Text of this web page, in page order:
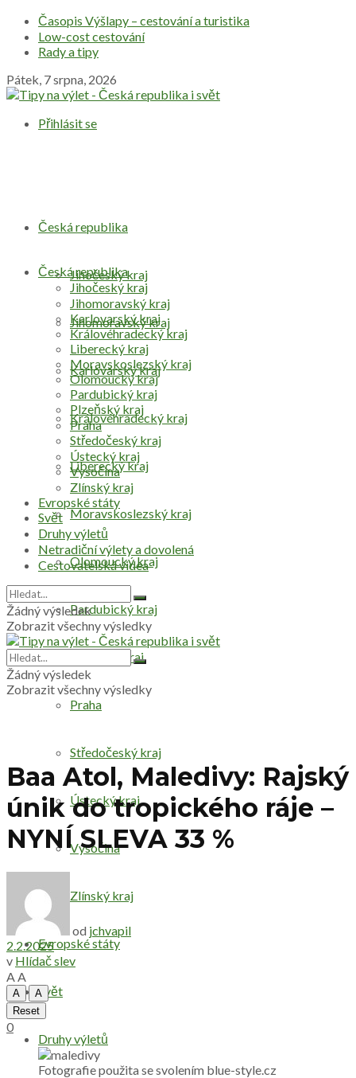
Časopis Výšlapy – cestování a turistika
Low-cost cestování
Rady a tipy
Pátek, 7 srpna, 2026
Přihlásit se
Česká republika
Jihočeský kraj
Jihomoravský kraj
Karlovarský kraj
Královéhradecký kraj
Liberecký kraj
Moravskoslezský kraj
Olomoucký kraj
Pardubický kraj
Plzeňský kraj
Praha
Středočeský kraj
Ústecký kraj
Vysočina
Zlínský kraj
Evropské státy
Svět
Druhy výletů
Česká republika
Jihočeský kraj
Jihomoravský kraj
Karlovarský kraj
Královéhradecký kraj
Liberecký kraj
Moravskoslezský kraj
Olomoucký kraj
Pardubický kraj
Plzeňský kraj
Praha
Středočeský kraj
Ústecký kraj
Vysočina
Zlínský kraj
Evropské státy
Svět
Druhy výletů
Netradiční výlety a dovolená
Cestovatelská videa
Žádný výsledek
Zobrazit všechny výsledky
Žádný výsledek
Zobrazit všechny výsledky
Baa Atol, Maledivy: Rajský
únik do tropického ráje –
NYNÍ SLEVA 33 %
od jchvapil
2.2.2025
v Hlídač slev
AA
A
A
Reset
0
Fotografie použita se svolením blue-style.cz